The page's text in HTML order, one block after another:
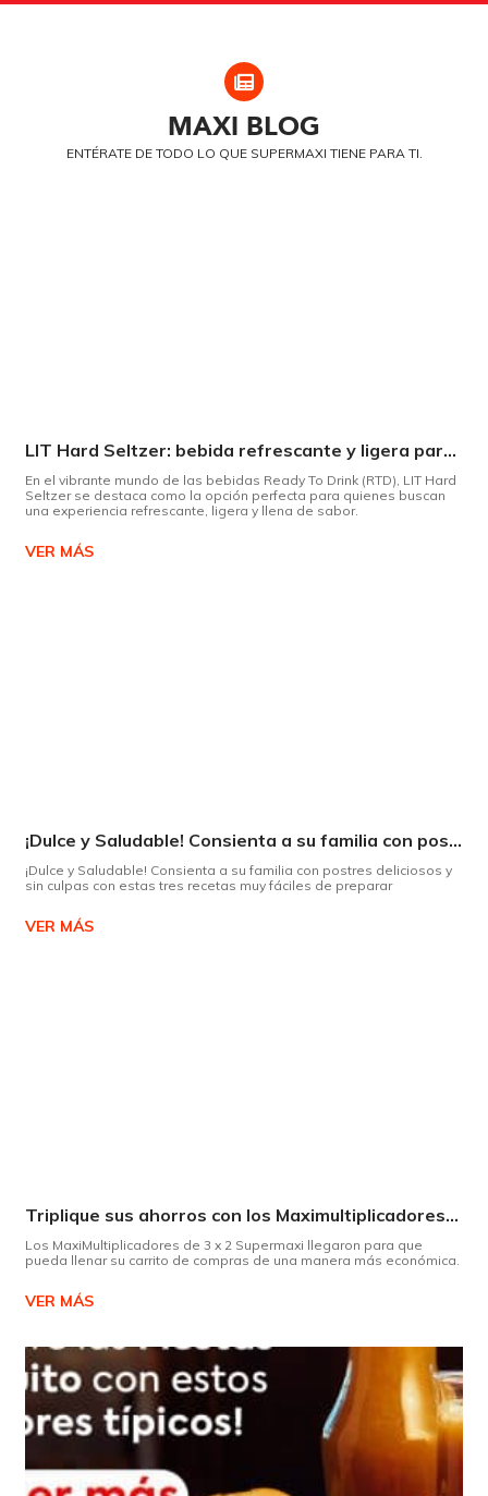
MAXI BLOG
ENTÉRATE DE TODO LO QUE SUPERMAXI TIENE PARA TI.
LIT Hard Seltzer: bebida refrescante y ligera para disfrutar de este verano
En el vibrante mundo de las bebidas Ready To Drink (RTD), LIT Hard
Seltzer se destaca como la opción perfecta para quienes buscan
una experiencia refrescante, ligera y llena de sabor.
VER MÁS
¡Dulce y Saludable! Consienta a su familia con postres deliciosos y sin culpas
¡Dulce y Saludable! Consienta a su familia con postres deliciosos y
sin culpas con estas tres recetas muy fáciles de preparar
VER MÁS
Triplique sus ahorros con los Maximultiplicadores de Supermaxi
Los MaxiMultiplicadores de 3 x 2 Supermaxi llegaron para que
pueda llenar su carrito de compras de una manera más económica.
VER MÁS